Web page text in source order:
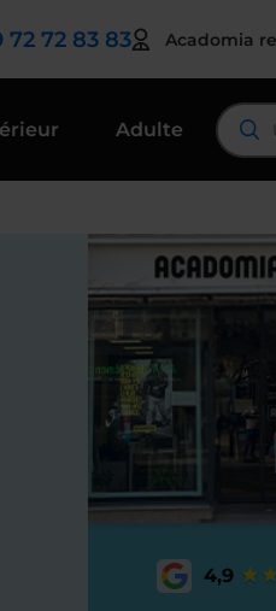
72 72 83 83 Acadomia
Adulte
4,9